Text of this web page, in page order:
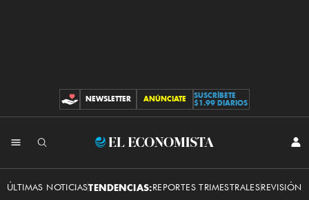
CONTRIBUCIONES
NEWSLETTER ANÚNCIATE
SUSCRÍBETE
$1.99 DIARIOS
El
ÚLTIMAS NOTICIASTENDENCIAS:REPORTES TRIMESTRALESREVISIÓN